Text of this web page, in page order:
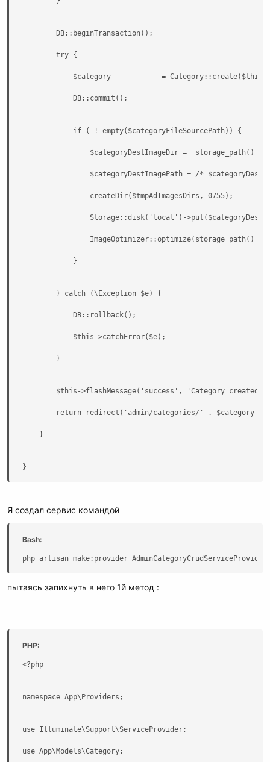
        DB::beginTransaction();
        try {
$category            = Category::create($this-
            DB::commit();
            if ( ! empty($categoryFileSourcePath)) {
$categoryDestImageDir =  storage_path() .
$categoryDestImagePath = /*
                createDir($tmpAdImagesDirs, 0755);
Storage::disk('local')-
ImageOptimizer::optimize(storage_path() .
            }
        } catch (\Exception $e) {
            DB::rollback();
            $this->catchError($e);
        }
$this->flashMessage('success', 'Category created
return redirect('admin/categories/' . $category-
    }
}
Я создал сервис командой
Bash:
php artisan make:provider AdminCategoryCrudServiceProvider
пытаясь запихнуть в него 1й метод :
PHP:
<?php
namespace App\Providers;
use Illuminate\Support\ServiceProvider;
use App\Models\Category;